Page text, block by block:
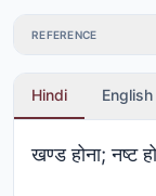
REFERENCE
Hindi English
खण्ड होना; नष्ट